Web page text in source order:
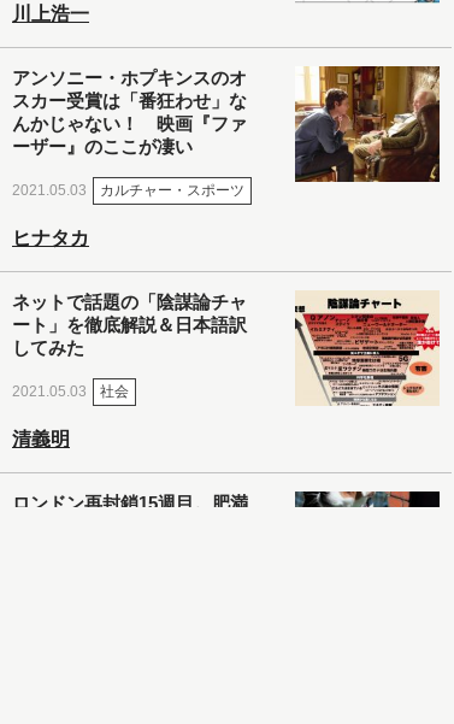
川上浩一
アンソニー・ホプキンスのオ
スカー受賞は「番狂わせ」な
んかじゃない！ 映画『ファ
ーザー』のここが凄い
2021.05.03 カルチャー・スポーツ
ヒナタカ
ネットで話題の「陰謀論チャ
ート」を徹底解説＆日本語訳
してみた
2021.05.03 社会
清義明
ロンドン再封鎖15週目。肥満